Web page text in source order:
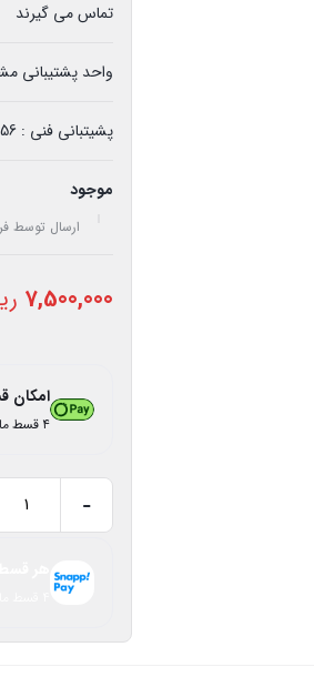
تماس می گیرند
واحد پشتیبانی مشتریان :
پشیتبانی فنی : 09058048656
موجود
ارسال توسط
7,500,000
امکان
۴ قسط ماهانه. بدون سود، چک و ضامن.
کمربند
‏قفلدار
-